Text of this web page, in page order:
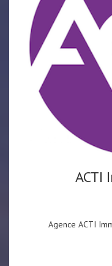
ACTI
Agence ACTI